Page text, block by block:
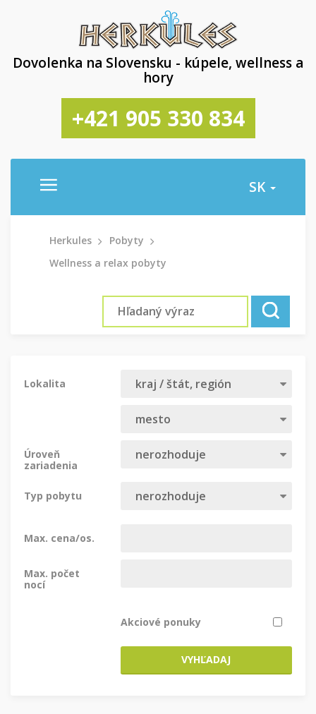
Dovolenka na Slovensku - kúpele, wellness a
hory
+421 905 330 834
SK
Herkules
Pobyty
Wellness a relax pobyty
Lokalita
Úroveň
zariadenia
Typ pobytu
Max. cena/os.
Max. počet
nocí
Akciové ponuky
VYHĽADAJ